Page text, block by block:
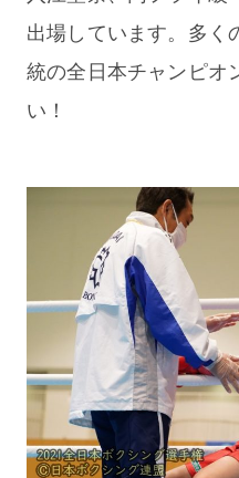
出場しています。多く
統の全日本チャンピオ
い！